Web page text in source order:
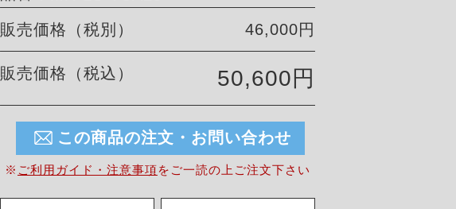
販売価格（税別） 46,000円
販売価格（税込） 50,600円
この商品の注文・お問い合わせ
※ ご利用ガイド・注意事項を ご一読の上ご注文下さい